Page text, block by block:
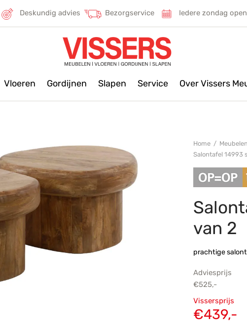
Deskundig advies Bezorgservice Iedere zondag open
Vloeren Gordijnen Slapen Service Over Vissers
Home / Meubelen
Salontafel 14993
van 2
prachtige
Adviesprijs
€525,-
prijs was:
Vissersprijs
€439,-